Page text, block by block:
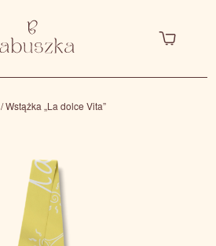
/ Wstążka „La dolce Vita”